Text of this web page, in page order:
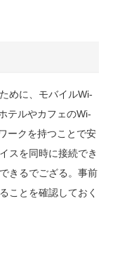
めに、モバイルWi-
テルやカフェのWi-
ークを持つことで安
スを同時に接続でき
きるでござる。事前
ことを確認しておく